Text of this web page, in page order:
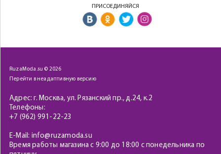
ПРИСОЕДИНЯЙСЯ
RuzaModa.su © 2026
Перейти в неадаптивную версию
Адрес: г. Москва, ул. Рязанский пр., д.24, к.2
Телефоны:
+7 (962) 991-22-23
E-Mail: info@ruzamoda.su
Время работы магазина с 9:00 до 18:00 с понедельника по